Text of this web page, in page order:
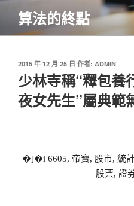
主
算法的終點
發
佈
於
2015 年 12 月 25 日 作者: ADMIN
少林寺稱“釋包養
夜女先生”屬典範
�]�i 6605, 帝寶, 股市, 統
股票, 證